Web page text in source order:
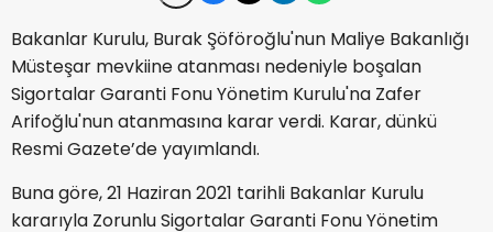
Bakanlar Kurulu, Burak Şöföroğlu'nun Maliye Bakanlığı
Müsteşar mevkiine atanması nedeniyle boşalan
Sigortalar Garanti Fonu Yönetim Kurulu'na Zafer
Arifoğlu'nun atanmasına karar verdi. Karar, dünkü
Resmi Gazete’de yayımlandı.
Buna göre, 21 Haziran 2021 tarihli Bakanlar Kurulu
kararıyla Zorunlu Sigortalar Garanti Fonu Yönetim